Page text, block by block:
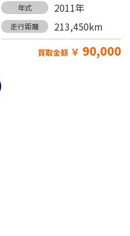
年式 2011年
走行距離 213,450km
買取金額 ￥ 90,000